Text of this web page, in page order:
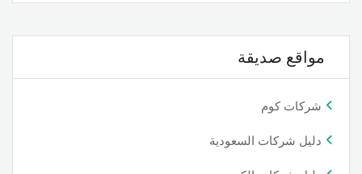
مواقع صديقة
شركات كوم
دليل شركات السعودية